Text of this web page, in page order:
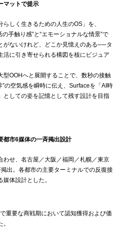
マットで提示
しく生きるための人生のOS」を、
手触り感”と“エモーショナルな情景”で
がないけれど、どこか見憶えのある──タ
活に引き寄せられる構図を核にビジュア
型OOHへと展開することで、数秒の接触
の空気感を瞬時に伝え、Surfaceを「AI時
としての姿を記憶として残す設計を目指
都市6媒体の一斉掲出設計
わせ、名古屋／大阪／福岡／札幌／東京
出。各都市の主要ターミナルでの反復接
体設計とした。
重要な商戦期において認知獲得および価